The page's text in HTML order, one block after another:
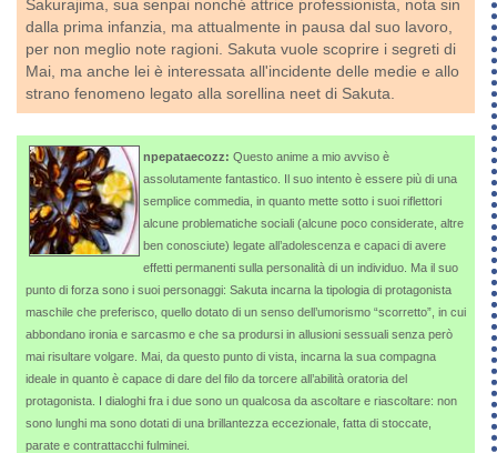
Sakurajima, sua senpai nonché attrice professionista, nota sin
dalla prima infanzia, ma attualmente in pausa dal suo lavoro,
per non meglio note ragioni. Sakuta vuole scoprire i segreti di
Mai, ma anche lei è interessata all'incidente delle medie e allo
strano fenomeno legato alla sorellina neet di Sakuta.
npepataecozz: Questo anime a mio avviso è
assolutamente fantastico. Il suo intento è essere più di una
semplice commedia, in quanto mette sotto i suoi riflettori
alcune problematiche sociali (alcune poco considerate, altre
ben conosciute) legate all’adolescenza e capaci di avere
effetti permanenti sulla personalità di un individuo. Ma il suo
punto di forza sono i suoi personaggi: Sakuta incarna la tipologia di protagonista
maschile che preferisco, quello dotato di un senso dell’umorismo “scorretto”, in cui
abbondano ironia e sarcasmo e che sa prodursi in allusioni sessuali senza però
mai risultare volgare. Mai, da questo punto di vista, incarna la sua compagna
ideale in quanto è capace di dare del filo da torcere all’abilità oratoria del
protagonista. I dialoghi fra i due sono un qualcosa da ascoltare e riascoltare: non
sono lunghi ma sono dotati di una brillantezza eccezionale, fatta di stoccate,
parate e contrattacchi fulminei.